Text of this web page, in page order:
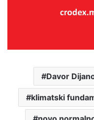
Davor
klimatski